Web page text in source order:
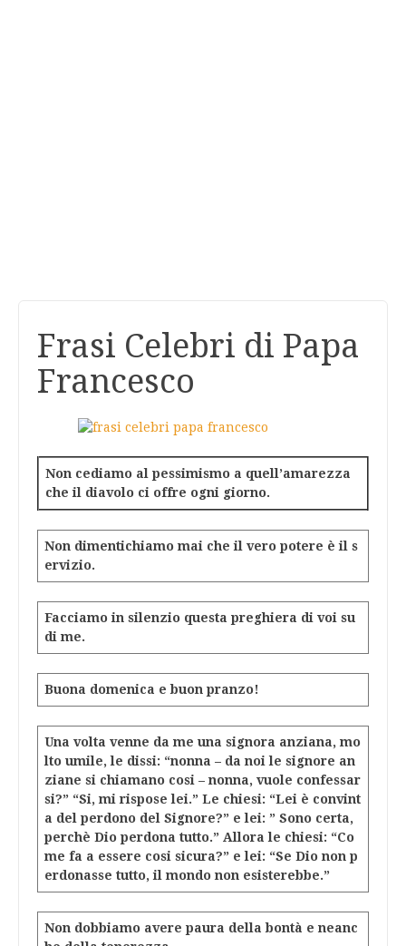
Frasi Celebri di Papa
Francesco
Non cediamo al pessimismo a quell’amarezza
che il diavolo ci offre ogni giorno.
Non dimentichiamo mai che il vero potere è il s
ervizio.
Facciamo in silenzio questa preghiera di voi su
di me.
Buona domenica e buon pranzo!
Una volta venne da me una signora anziana, mo
lto umile, le dissi: “nonna – da noi le signore an
ziane si chiamano cosi – nonna, vuole confessar
si?” “Si, mi rispose lei.” Le chiesi: “Lei è convint
a del perdono del Signore?” e lei: ” Sono certa,
perchè Dio perdona tutto.” Allora le chiesi: “Co
me fa a essere cosi sicura?” e lei: “Se Dio non p
erdonasse tutto, il mondo non esisterebbe.”
Non dobbiamo avere paura della bontà e neanc